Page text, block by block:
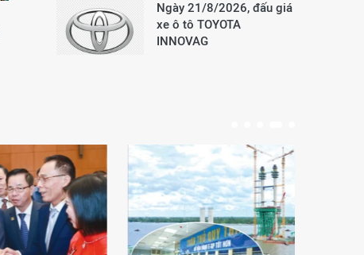
Ngày 21/8/2026, đấu giá
xe ô tô TOYOTA
INNOVAG